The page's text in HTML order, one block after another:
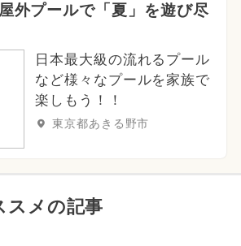
外プールで「夏」を遊び尽
日本最大級の流れるプール
など様々なプールを家族で
楽しもう！！
東京都あきる野市
スメの記事